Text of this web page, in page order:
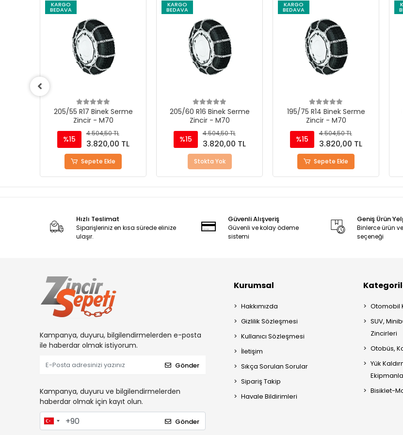
KARGO
BEDAVA
205/60 R16 Binek Serme
Zincir - M70
%15
4.504,50 TL
3.820,00 TL
Stokta Yok
KARGO
BEDAVA
195/75 R14 Binek Serme
Zincir - M70
%15
4.504,50 TL
3.820,00 TL
Sepete Ekle
KARGO
BEDAVA
190/80 R14 Binek Serme
Zincir - M70
%15
4.504,50 TL
3.820,00 TL
Sepete Ekle
Hızlı Teslimat
Siparişleriniz en kısa sürede elinize
ulaşır.
Güvenli Alışveriş
Güvenli ve kolay ödeme
sistemi
Geniş Ürün
Binlerce ürün
seçeneği
Kampanya, duyuru, bilgilendirmelerden e-posta
ile haberdar olmak istiyorum.
Gönder
Kampanya, duyuru ve bilgilendirmelerden
haberdar olmak için kayıt olun.
Gönder
Kurumsal
Hakkımızda
Gizlilik Sözleşmesi
Kullanıcı Sözleşmesi
İletişim
Sıkça Sorulan Sorular
Sipariş Takip
Havale Bildirimleri
Otomobil
SUV,
Zincirleri
Otobüs,
Yük
Bisiklet-